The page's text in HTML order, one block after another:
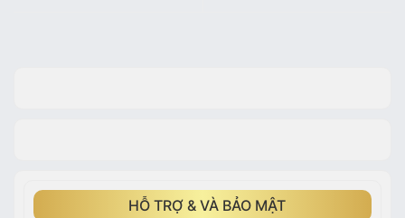
HỖ TRỢ & VÀ BẢO MẬT